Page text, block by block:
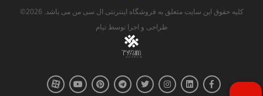
کلیه حقوق این سایت متعلق به فروشگاه اینترنتی ال سی من می باشد. 2026©
طراحی و اجرا توسطتیام